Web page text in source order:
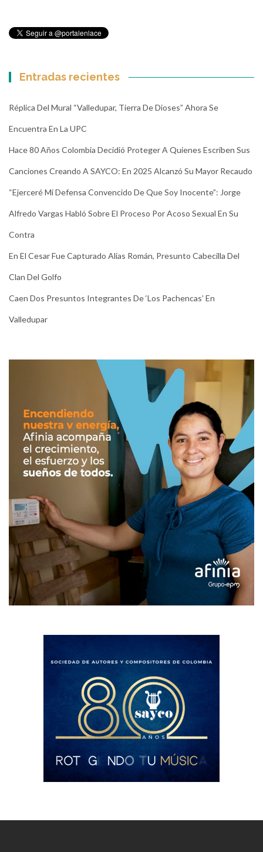
Entradas recientes
Réplica Del Mural “Valledupar, Tierra De Dioses” Ahora Se
Encuentra En La UPC
Hace 80 Años Colombia Decidió Proteger A Quienes Escriben Sus
Canciones Creando A SAYCO: En 2025 Alcanzó Su Mayor Recaudo
“Ejerceré Mi Defensa Convencido De Que Soy Inocente”: Jorge
Alfredo Vargas Habló Sobre El Proceso Por Acoso Sexual En Su
Contra
En El Cesar Fue Capturado Alias Román, Presunto Cabecilla Del
Clan Del Golfo
Caen Dos Presuntos Integrantes De ‘Los Pachencas’ En
Valledupar